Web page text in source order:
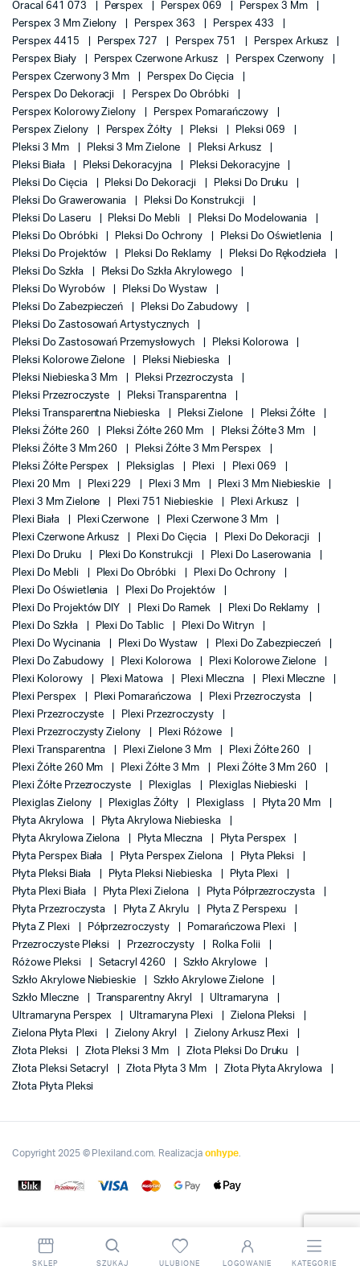
Oracal 641 073
Perspex Perspex 069
Perspex 3 Mm
Perspex 3 Mm Zielony
Perspex 363
Perspex 433
Perspex 4415
Perspex 727 Perspex 751
Perspex Arkusz
Perspex Biały
Perspex Czerwone Arkusz
Perspex Czerwony
Perspex Czerwony 3 Mm
Perspex Do Cięcia
Perspex Do Dekoracji
Perspex Do Obróbki
Perspex Kolorowy Zielony
Perspex Pomarańczowy
Perspex Zielony
Perspex Żółty Pleksi
Pleksi 069
Pleksi 3 Mm
Pleksi 3 Mm Zielone
Pleksi Arkusz
Pleksi Biała
Pleksi Dekoracyjna
Pleksi Dekoracyjne
Pleksi Do Cięcia
Pleksi Do Dekoracji
Pleksi Do Druku
Pleksi Do Grawerowania
Pleksi Do Konstrukcji
Pleksi Do Laseru
Pleksi Do Mebli
Pleksi Do Modelowania
Pleksi Do Obróbki
Pleksi Do Ochrony
Pleksi Do Oświetlenia
Pleksi Do Projektów
Pleksi Do Reklamy
Pleksi Do Rękodzieła
Pleksi Do Szkła
Pleksi Do Szkła Akrylowego
Pleksi Do Wyrobów
Pleksi Do Wystaw
Pleksi Do Zabezpieczeń
Pleksi Do Zabudowy
Pleksi Do Zastosowań Artystycznych
Pleksi Do Zastosowań Przemysłowych
Pleksi Kolorowa
Pleksi Kolorowe Zielone
Pleksi Niebieska
Pleksi Niebieska 3 Mm
Pleksi Przezroczysta
Pleksi Przezroczyste
Pleksi Transparentna
Pleksi Transparentna Niebieska
Pleksi Zielone
Pleksi Żółte
Pleksi Żółte 260
Pleksi Żółte 260 Mm
Pleksi Żółte 3 Mm
Pleksi Żółte 3 Mm 260
Pleksi Żółte 3 Mm Perspex
Pleksi Żółte Perspex
Pleksiglas Plexi
Plexi 069
Plexi 20 Mm
Plexi 229 Plexi 3 Mm
Plexi 3 Mm Niebieskie
Plexi 3 Mm Zielone
Plexi 751 Niebieskie
Plexi Arkusz
Plexi Biała
Plexi Czerwone
Plexi Czerwone 3 Mm
Plexi Czerwone Arkusz
Plexi Do Cięcia
Plexi Do Dekoracji
Plexi Do Druku
Plexi Do Konstrukcji
Plexi Do Laserowania
Plexi Do Mebli
Plexi Do Obróbki
Plexi Do Ochrony
Plexi Do Oświetlenia
Plexi Do Projektów
Plexi Do Projektów DIY
Plexi Do Ramek
Plexi Do Reklamy
Plexi Do Szkła
Plexi Do Tablic
Plexi Do Witryn
Plexi Do Wycinania
Plexi Do Wystaw
Plexi Do Zabezpieczeń
Plexi Do Zabudowy
Plexi Kolorowa
Plexi Kolorowe Zielone
Plexi Kolorowy
Plexi Matowa Plexi Mleczna
Plexi Mleczne
Plexi Perspex
Plexi Pomarańczowa
Plexi Przezroczysta
Plexi Przezroczyste
Plexi Przezroczysty
Plexi Przezroczysty Zielony
Plexi Różowe
Plexi Transparentna
Plexi Zielone 3 Mm
Plexi Żółte 260
Plexi Żółte 260 Mm
Plexi Żółte 3 Mm
Plexi Żółte 3 Mm 260
Plexi Żółte Przezroczyste
Plexiglas
Plexiglas Niebieski
Plexiglas Zielony
Plexiglas Żółty Plexiglass
Płyta 20 Mm
Płyta Akrylowa
Płyta Akrylowa Niebieska
Płyta Akrylowa Zielona
Płyta Mleczna
Płyta Perspex
Płyta Perspex Biała
Płyta Perspex Zielona
Płyta Pleksi
Płyta Pleksi Biała
Płyta Pleksi Niebieska
Płyta Plexi
Płyta Plexi Biała
Płyta Plexi Zielona
Płyta Półprzezroczysta
Płyta Przezroczysta
Płyta Z Akrylu
Płyta Z Perspexu
Płyta Z Plexi
Półprzezroczysty
Pomarańczowa Plexi
Przezroczyste Pleksi
Przezroczysty
Rolka Folii
Różowe Pleksi
Setacryl 4260
Szkło Akrylowe
Szkło Akrylowe Niebieskie
Szkło Akrylowe Zielone
Szkło Mleczne
Transparentny Akryl
Ultramaryna
Ultramaryna Perspex
Ultramaryna Plexi
Zielona Pleksi
Zielona Płyta Plexi
Zielony Akryl
Zielony Arkusz Plexi
Złota Pleksi
Złota Pleksi 3 Mm
Złota Pleksi Do Druku
Złota Pleksi Setacryl
Złota Płyta 3 Mm
Złota Płyta Akrylowa
Złota Płyta Pleksi
Copyright 2025 © Plexiland.com. Realizacja onhype.
SKLEP SZUKAJ ULUBIONE LOGOWANIE KATEGORIE